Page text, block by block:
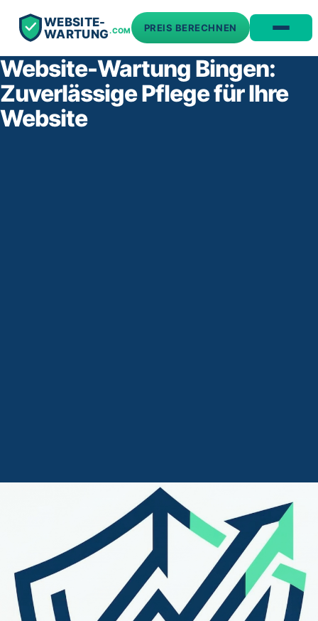
WEBSITE-
WARTUNG.COM PREIS BERECHNEN
Website-Wartung Bingen:
Zuverlässige Pflege für Ihre
Website